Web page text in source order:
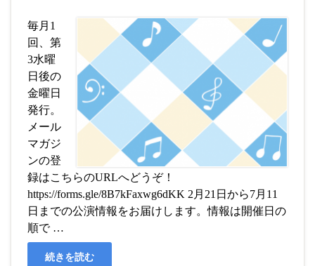
毎月1
回、第
3水曜
日後の
金曜日
発行。
メール
マガジ
ンの登
録はこちらのURLへどうぞ！
https://forms.gle/8B7kFaxwg6dKK 2月21日から7月11
日までの公演情報をお届けします。情報は開催日の
順で …
続きを読む